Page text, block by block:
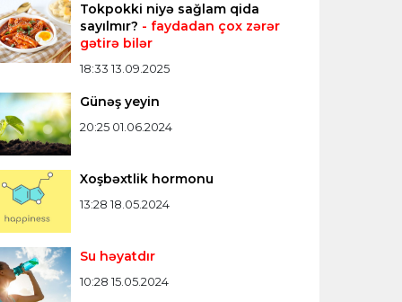
Premyer liqa 16:52 07.08.2026
Namik Ələskərovla yollarını ayırdı
xəbərlər >>>
Tokpokki niyə sağlam qida
sayılmır? - faydadan çox zərər
gətirə bilər
18:33 13.09.2025
Günəş yeyin
20:25 01.06.2024
Xoşbəxtlik hormonu
13:28 18.05.2024
Su həyatdır
10:28 15.05.2024